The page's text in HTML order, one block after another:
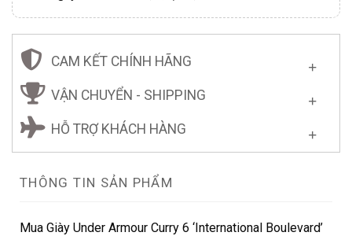
CAM KẾT CHÍNH HÃNG
VẬN CHUYỂN - SHIPPING
HỖ TRỢ KHÁCH HÀNG
THÔNG TIN SẢN PHẨM
Mua Giày Under Armour Curry 6 ‘International Boulevard’